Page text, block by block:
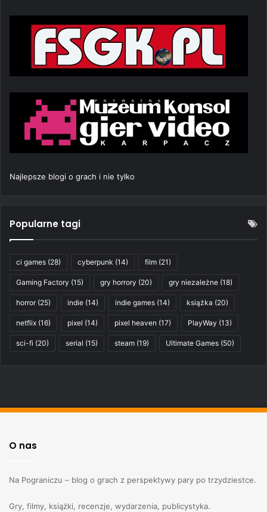
Najlepsze blogi o grach i nie tylko
Popularne tagi
ci games (28) cyberpunk (14) film (21)
Gaming Factory (15) gry horrory (20) gry niezależne (18)
horror(25) indie (14) indie games (14) książka (20)
netflix (16) pixel (14) pixel heaven (17) PlayWay (13)
sci-fi (20) serial (15) steam (19) Ultimate Games (50)
O nas
Na Pograniczu – blog o grach z perspektywy pary po trzydziestce.
Gry, filmy, książki, recenzje, wydarzenia, publicystyka.